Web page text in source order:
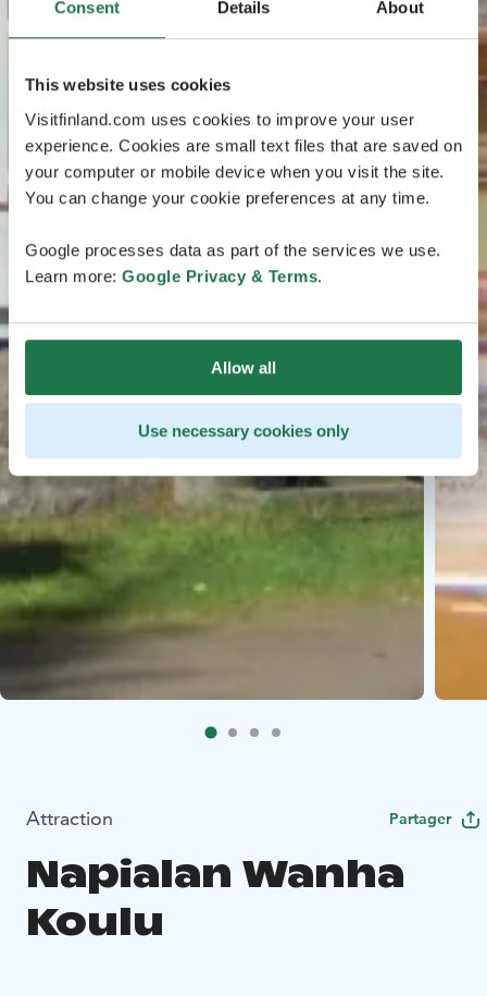
Consent Details About
This website uses cookies
Visitfinland.com uses cookies to improve your user
experience. Cookies are small text files that are saved on
your computer or mobile device when you visit the site.
You can change your cookie preferences at any time.
Google processes data as part of the services we use.
Learn more: Google Privacy & Terms.
Allow all
Use necessary cookies only
Attraction Partager
Napialan Wanha
Koulu